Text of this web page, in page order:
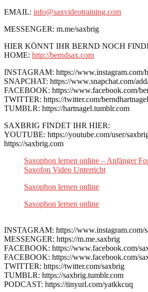
EMAIL: info@saxvideotraining.com
MESSENGER: m.me/saxbrig
HIER KÖNNT IHR BERND NOCH
HOME: http://berndsax.com
INSTAGRAM: https://www.instagram.com/
SNAPCHAT: https://www.snapchat.com/
FACEBOOK: https://www.facebook.com/
TWITTER: https://twitter.com/berndhartnagel
TUMBLR: https://hartnagel.tumblr.com
SAXBRIG FINDET IHR HIER:
YOUTUBE: https://youtube.com/user/
https://saxbrig.com
Saxophon lernen online – Anfänger
Saxofon Video Unterricht
Saxophon lernen online
Saxophon lernen online
INSTAGRAM: https://www.instagram.com/
MESSENGER: https://m.me.saxbrig
FACEBOOK: https://www.facebook.com/
FACEBOOK: https://www.facebook.com/
TWITTER: https://twitter.com/saxbrig
TUMBLR: https://saxbrig.tumblr.com
PODCAST: https://tinyurl.com/yatkkcuq